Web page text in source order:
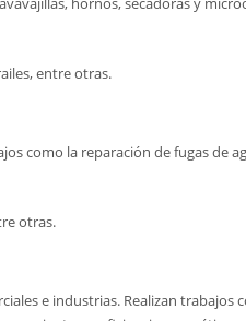
entre otras.
como la reparación de fugas de
otras.
e industrias. Realizan trabajos